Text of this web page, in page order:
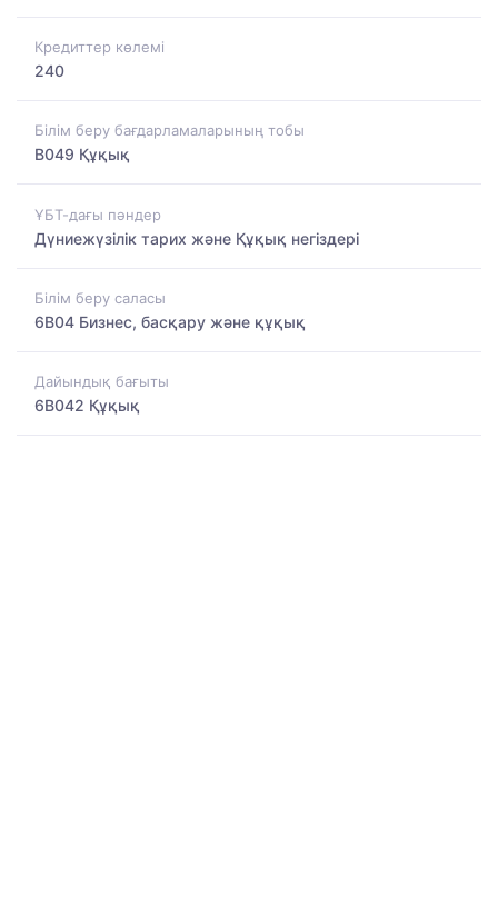
Кредиттер көлемі
240
Білім беру бағдарламаларының тобы
B049 Құқық
ҰБТ-дағы пәндер
Дүниежүзілік тарих және Құқық негіздері
Білім беру саласы
6B04 Бизнес, басқару және құқық
Дайындық бағыты
6B042 Құқық